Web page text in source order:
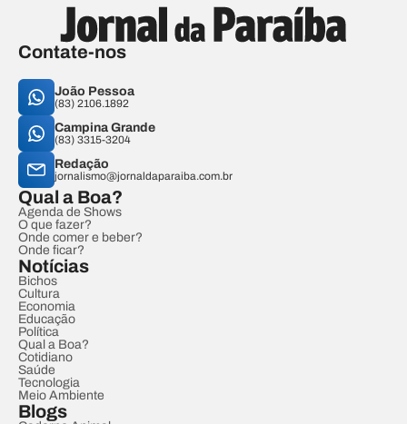
Contate-nos
João Pessoa
(83) 2106.1892
Campina Grande
(83) 3315-3204
Redação
jornalismo@jornaldaparaiba.com.br
Qual a Boa?
Agenda de Shows
O que fazer?
Onde comer e beber?
Onde ficar?
Notícias
Bichos
Cultura
Economia
Educação
Política
Qual a Boa?
Cotidiano
Saúde
Tecnologia
Meio Ambiente
Blogs